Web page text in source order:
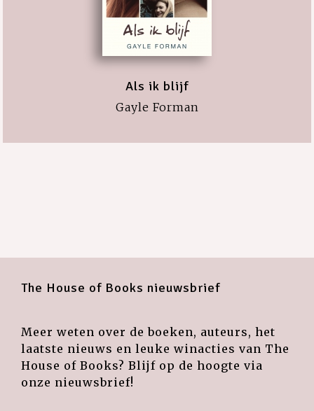
Als ik blijf
Gayle Forman
The House of Books nieuwsbrief
Meer weten over de boeken, auteurs, het
laatste nieuws en leuke winacties van The
House of Books? Blijf op de hoogte via
onze nieuwsbrief!